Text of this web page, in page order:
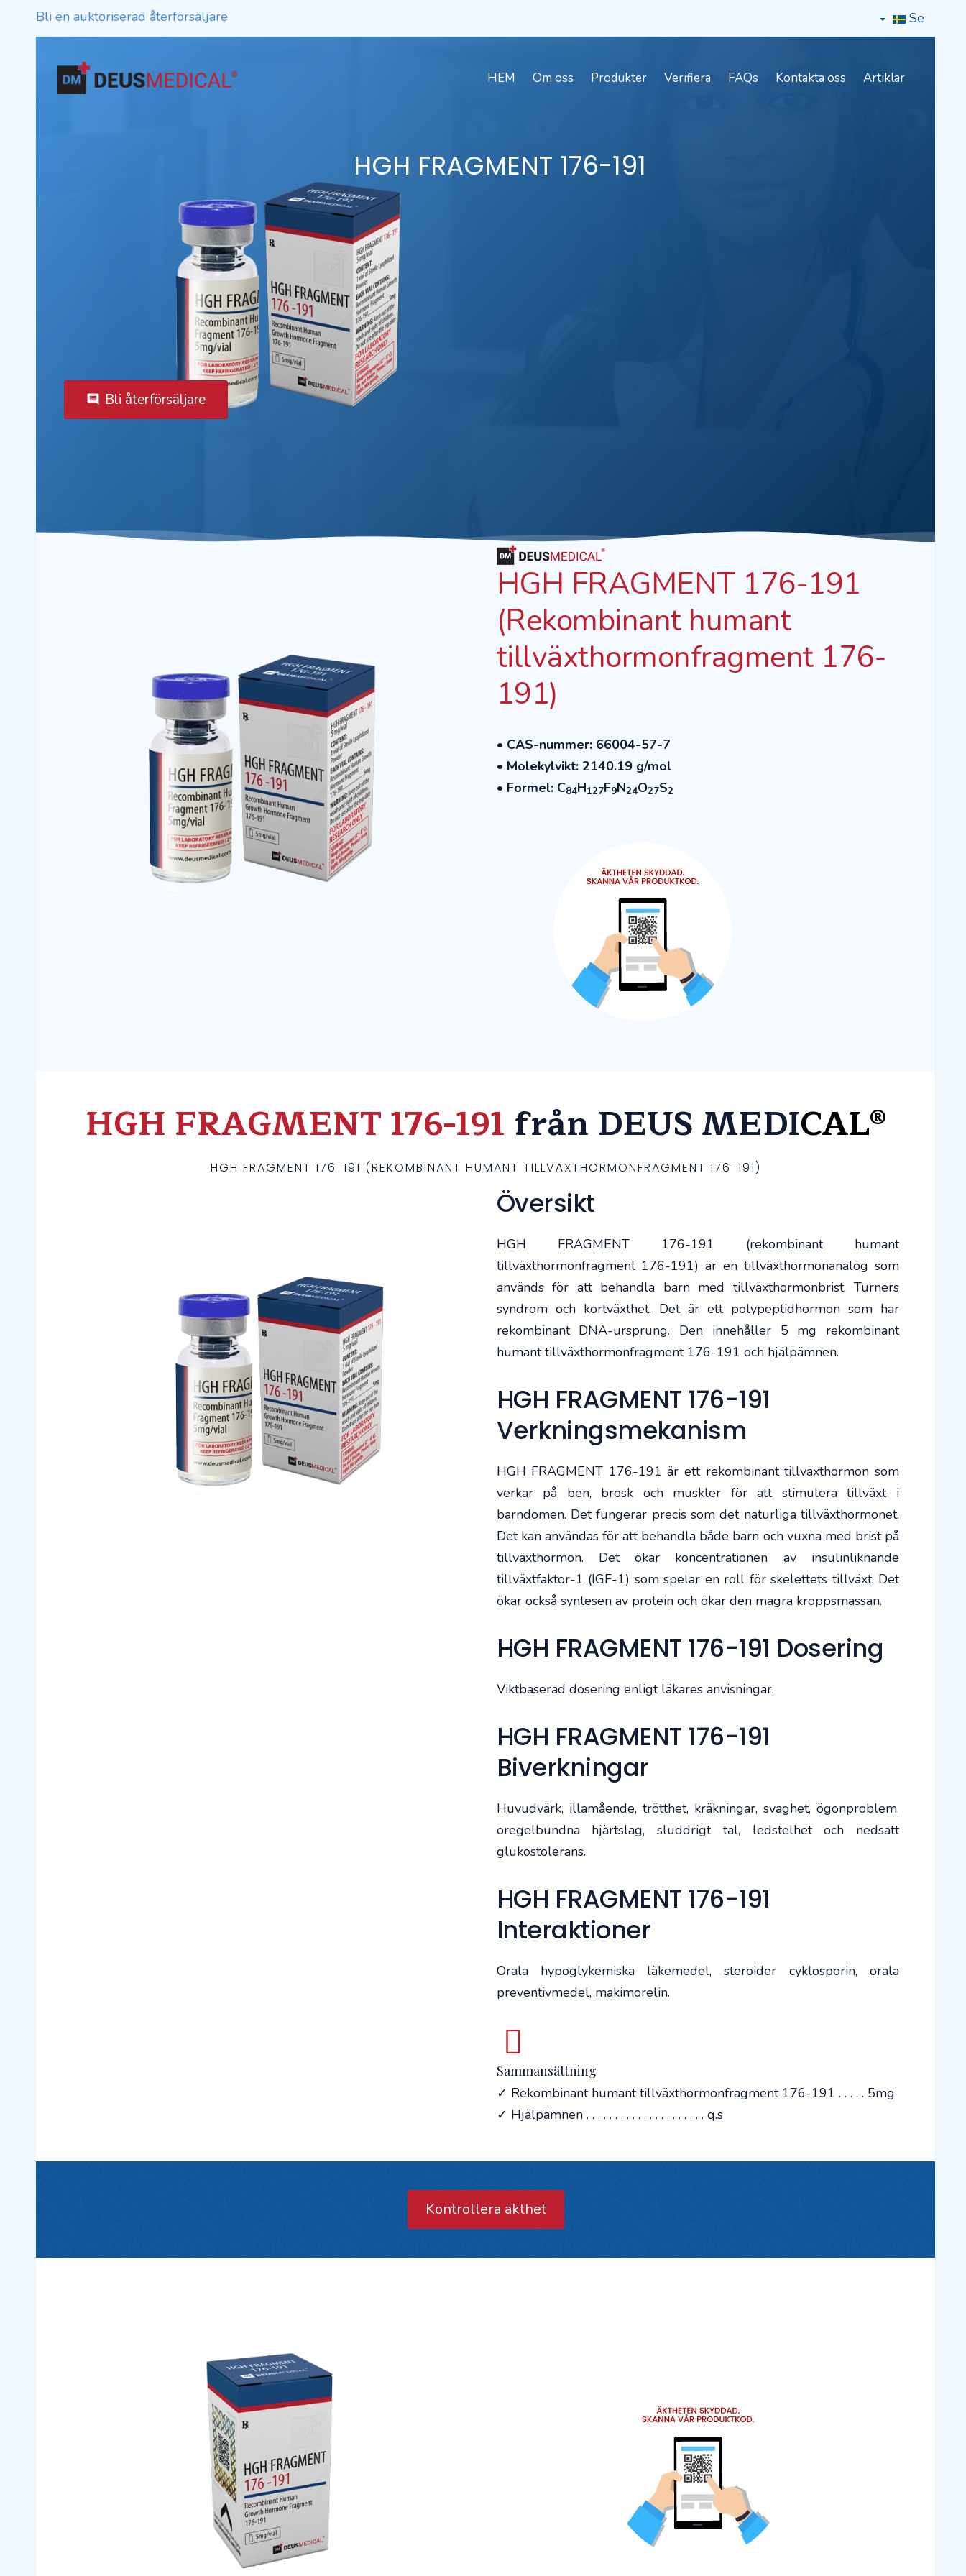
Bli en auktoriserad återförsäljare Se
HEM Om oss Produkter Verifiera FAQs Kontakta oss Artiklar
HGH FRAGMENT 176-191
comment Bli återförsäljare
HGH FRAGMENT 176-191
(Rekombinant humant
tillväxthormonfragment 176-
191)
• CAS-nummer: 66004-57-7
• Molekylvikt: 2140.19 g/mol
• Formel: C84H127F9N24O27S2
HGH FRAGMENT 176-191 från DEUS MEDICAL®
HGH FRAGMENT 176-191 (REKOMBINANT HUMANT TILLVÄXTHORMONFRAGMENT 176-191)
Översikt
HGH FRAGMENT 176-191 (rekombinant humant
tillväxthormonfragment 176-191) är en tillväxthormonanalog som
används för att behandla barn med tillväxthormonbrist, Turners
syndrom och kortväxthet. Det är ett polypeptidhormon som har
rekombinant DNA-ursprung. Den innehåller 5 mg rekombinant
humant tillväxthormonfragment 176-191 och hjälpämnen.
HGH FRAGMENT 176-191
Verkningsmekanism
HGH FRAGMENT 176-191 är ett rekombinant tillväxthormon som
verkar på ben, brosk och muskler för att stimulera tillväxt i
barndomen. Det fungerar precis som det naturliga tillväxthormonet.
Det kan användas för att behandla både barn och vuxna med brist på
tillväxthormon. Det ökar koncentrationen av insulinliknande
tillväxtfaktor-1 (IGF-1) som spelar en roll för skelettets tillväxt. Det
ökar också syntesen av protein och ökar den magra kroppsmassan.
HGH FRAGMENT 176-191 Dosering
Viktbaserad dosering enligt läkares anvisningar.
HGH FRAGMENT 176-191
Biverkningar
Huvudvärk, illamående, trötthet, kräkningar, svaghet, ögonproblem,
oregelbundna hjärtslag, sluddrigt tal, ledstelhet och nedsatt
glukostolerans.
HGH FRAGMENT 176-191
Interaktioner
Orala hypoglykemiska läkemedel, steroider cyklosporin, orala
preventivmedel, makimorelin.
Sammansättning
✓ Rekombinant humant tillväxthormonfragment 176-191 . . . . . 5mg
✓ Hjälpämnen . . . . . . . . . . . . . . . . . . . . . q.s
Kontrollera äkthet